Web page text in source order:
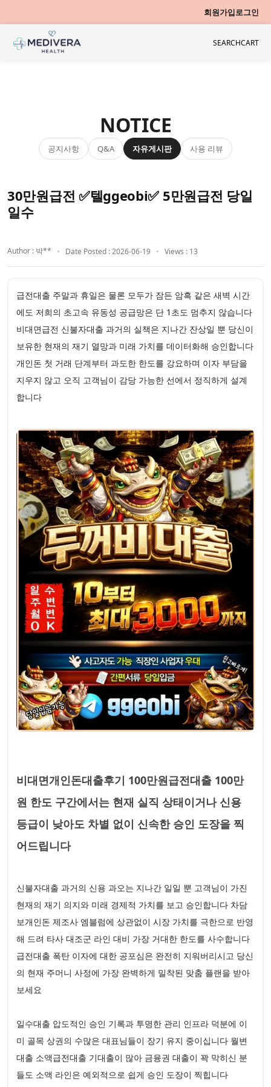
회원가입로그인
SEARCHCART
NOTICE
공지사항 Q&A 자유게시판 사용 리뷰
30만원급전 ✅텔ggeobi✅ 5만원급전 당일
일수
Author : 박** Date Posted : 2026-06-19 Views : 13
급전대출 주말과 휴일은 물론 모두가 잠든 암흑 같은 새벽 시간
에도 저희의 초고속 유동성 공급망은 단 1초도 멈추지 않습니다
비대면급전 신불자대출 과거의 실책은 지나간 잔상일 뿐 당신이
보유한 현재의 재기 열망과 미래 가치를 데이터화해 승인합니다
개인돈 첫 거래 단계부터 과도한 한도를 강요하며 이자 부담을
지우지 않고 오직 고객님이 감당 가능한 선에서 정직하게 설계
합니다
비대면개인돈대출후기 100만원급전대출 100만
원 한도 구간에서는 현재 실직 상태이거나 신용
등급이 낮아도 차별 없이 신속한 승인 도장을 찍
어드립니다
신불자대출 과거의 신용 과오는 지나간 일일 뿐 고객님이 가진
현재의 재기 의지와 미래 경제적 가치를 보고 승인합니다 차담
보개인돈 제조사 엠블럼에 상관없이 시장 가치를 극한으로 반영
해 드려 타사 대조군 라인 대비 가장 거대한 한도를 사수합니다
급전대출 폭탄 이자에 대한 공포심은 완전히 지워버리시고 당신
의 현재 주머니 사정에 가장 완벽하게 밀착된 맞춤 플랜을 받아
보세요
일수대출 압도적인 승인 기록과 투명한 관리 인프라 덕분에 이
미 골목 상권의 수많은 대표님들이 장기 유지 중이십니다 월변
대출 소액급전대출 기대출이 많아 금융권 대출이 꽉 막히신 분
들도 소액 라인은 예외적으로 쉽게 승인 도장이 찍힙니다